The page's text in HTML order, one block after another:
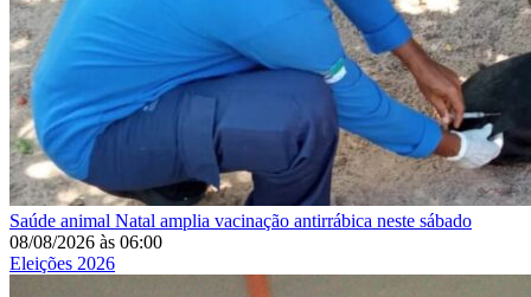
Saúde animal Natal amplia vacinação antirrábica neste sábado
08/08/2026 às 06:00
Eleições 2026